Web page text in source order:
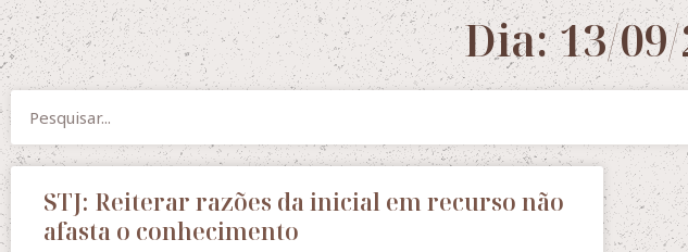
Dia: 13/
STJ: Reiterar razões da inicial em recurso não
afasta o conhecimento